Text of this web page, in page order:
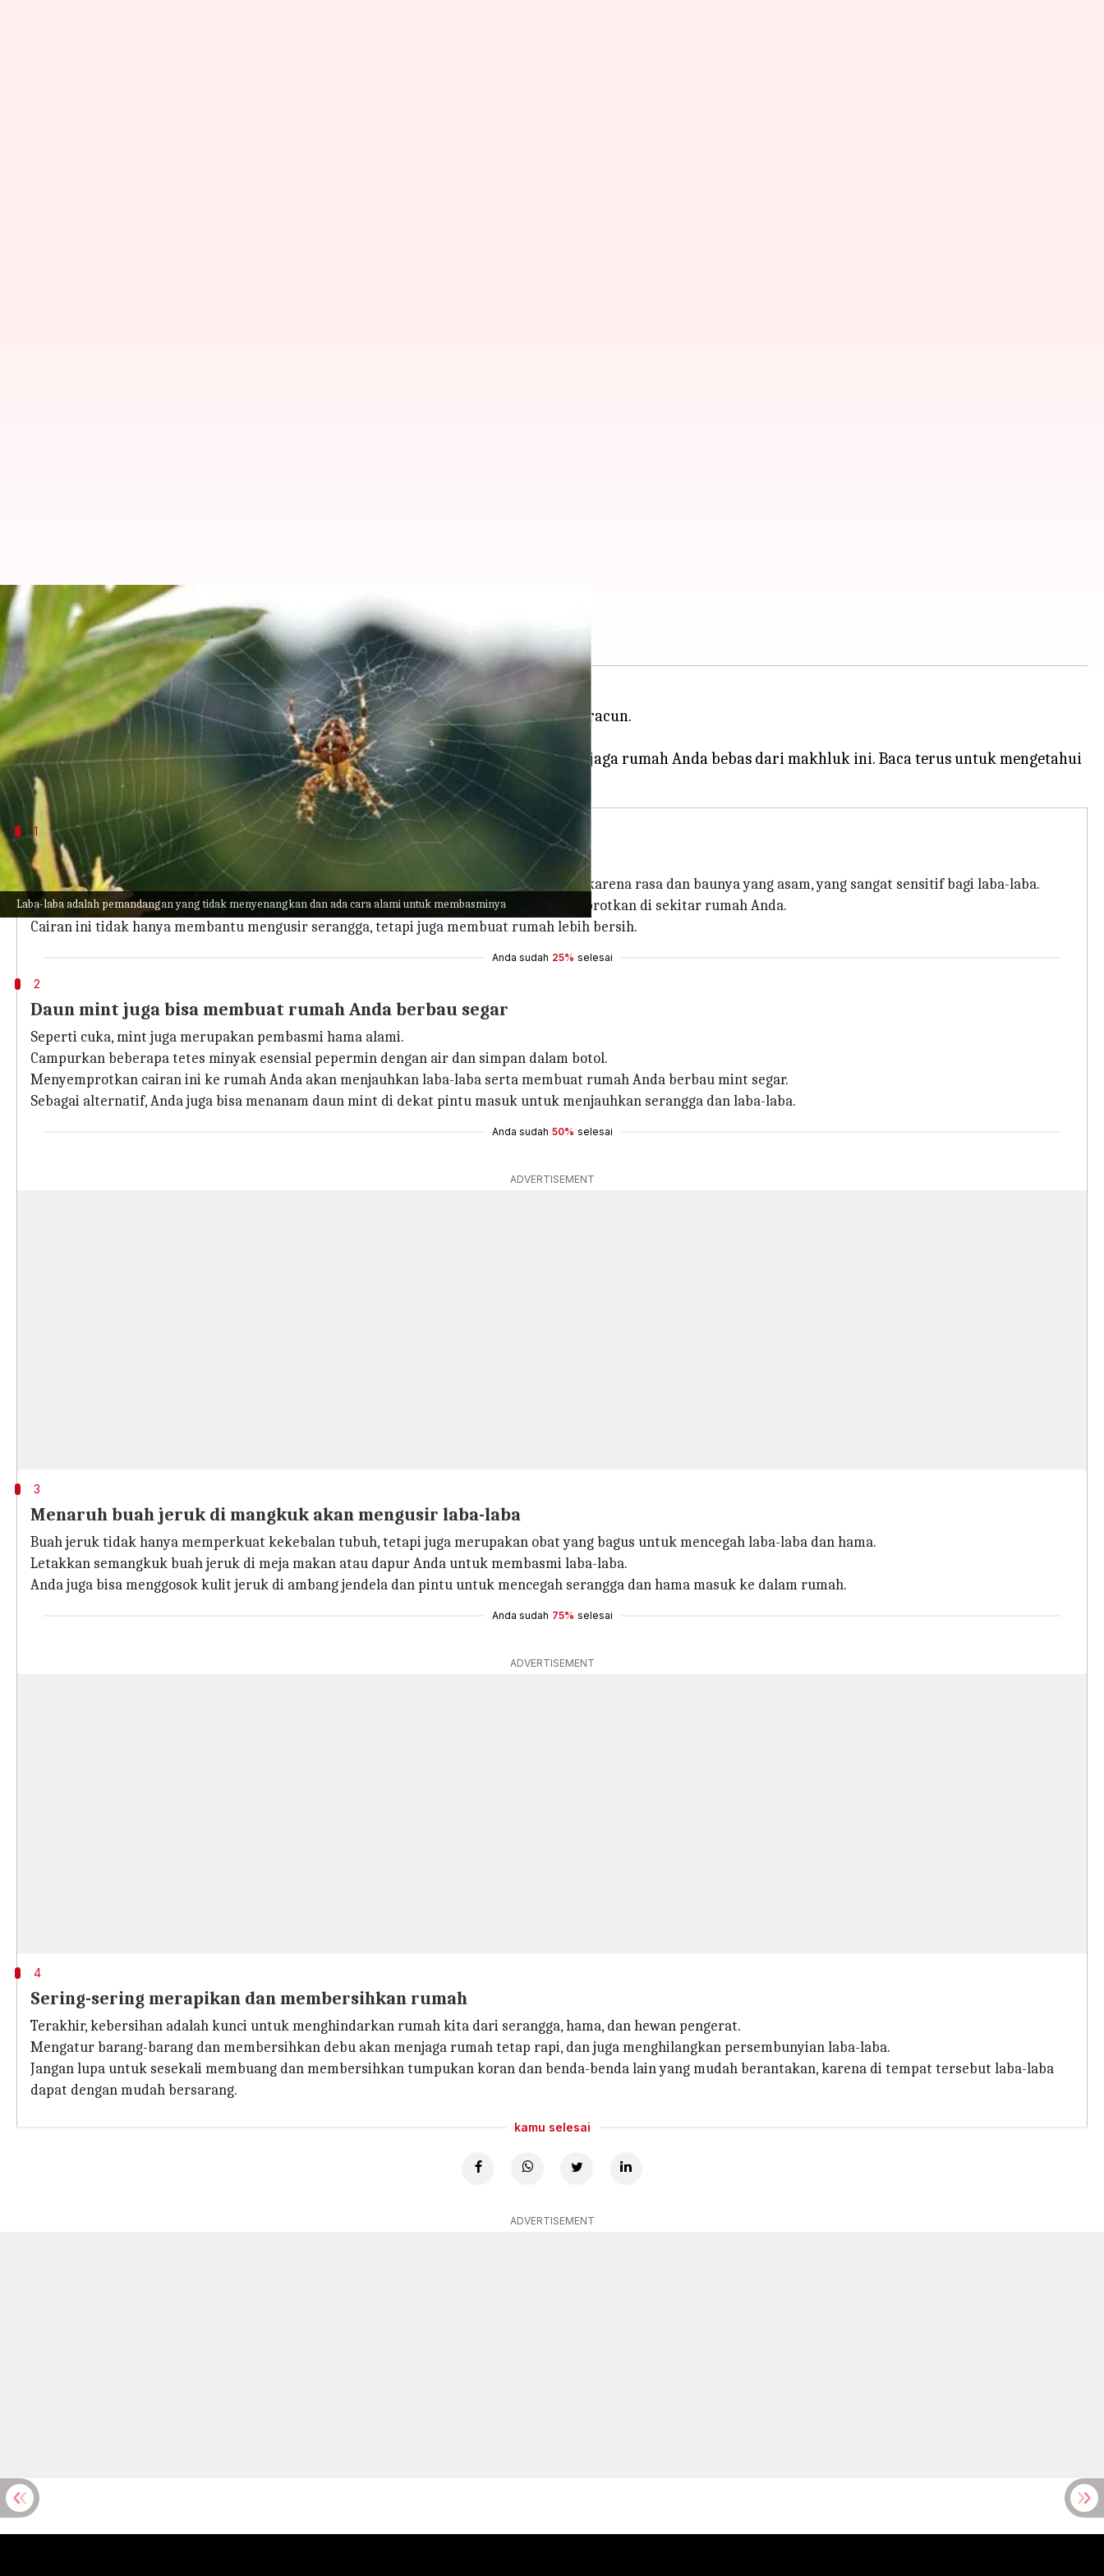
Laba-laba adalah pemandangan yang tidak menyenangkan dan ada cara alami untuk membasminya
Cara alami untuk mengusir laba-laba dari rumah
menulis Taufiq Al Jufri Mar 30, 2023 03:28 pm
Apa ceritanya
Laba-laba tidak hanya kotor, tetapi juga menyebarkan penyakit dan sering kali beracun.
Selain itu, beberapa jenis laba-laba sangat berbahaya, dan sulit disingkirkan.
Artikel berikut mencantumkan cara-cara alami dan bebas bahan kimia untuk menjaga rumah Anda bebas dari makhluk ini. Baca terus untuk mengetahui
1
Semprotan cuka efektif karena rasa dan baunya yang asam
Cuka adalah pengendali hama organik yang bekerja efektif untuk membasmi laba-laba karena rasa dan baunya yang asam, yang sangat sensitif bagi laba-laba.
Campur cuka dan air dengan takaran yang sama lalu simpan dalam botol semprot. Semprotkan di sekitar rumah Anda.
Cairan ini tidak hanya membantu mengusir serangga, tetapi juga membuat rumah lebih bersih.
Anda sudah 25% selesai
2
Daun mint juga bisa membuat rumah Anda berbau segar
Seperti cuka, mint juga merupakan pembasmi hama alami.
Campurkan beberapa tetes minyak esensial pepermin dengan air dan simpan dalam botol.
Menyemprotkan cairan ini ke rumah Anda akan menjauhkan laba-laba serta membuat rumah Anda berbau mint segar.
Sebagai alternatif, Anda juga bisa menanam daun mint di dekat pintu masuk untuk menjauhkan serangga dan laba-laba.
Anda sudah 50% selesai
ADVERTISEMENT
3
Menaruh buah jeruk di mangkuk akan mengusir laba-laba
Buah jeruk tidak hanya memperkuat kekebalan tubuh, tetapi juga merupakan obat yang bagus untuk mencegah laba-laba dan hama.
Letakkan semangkuk buah jeruk di meja makan atau dapur Anda untuk membasmi laba-laba.
Anda juga bisa menggosok kulit jeruk di ambang jendela dan pintu untuk mencegah serangga dan hama masuk ke dalam rumah.
Anda sudah 75% selesai
ADVERTISEMENT
4
Sering-sering merapikan dan membersihkan rumah
Terakhir, kebersihan adalah kunci untuk menghindarkan rumah kita dari serangga, hama, dan hewan pengerat.
Mengatur barang-barang dan membersihkan debu akan menjaga rumah tetap rapi, dan juga menghilangkan persembunyian laba-laba.
Jangan lupa untuk sesekali membuang dan membersihkan tumpukan koran dan benda-benda lain yang mudah berantakan, karena di tempat tersebut laba-laba
dapat dengan mudah bersarang.
kamu selesai
ADVERTISEMENT